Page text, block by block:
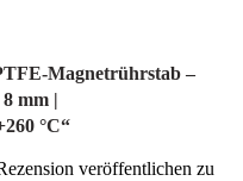
Magnetrührstab –
mm |
°C“
veröffentlichen zu